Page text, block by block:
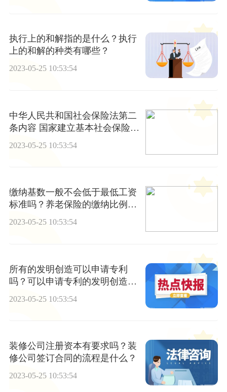
执行上的和解指的是什么？执行
上的和解的种类有哪些？
2023-05-25 10:53:54
中华人民共和国社会保险法第二
条内容 国家建立基本社会保险都
2023-05-25 10:53:54
缴纳基数一般不会低于最低工资
标准吗？养老保险的缴纳比例是
什么？
2023-05-25 10:53:54
所有的发明创造可以申请专利
吗？可以申请专利的发明创造有
2023-05-25 10:53:54
装修公司注册资本有要求吗？装
修公司签订合同的流程是什么？
2023-05-25 10:53:54